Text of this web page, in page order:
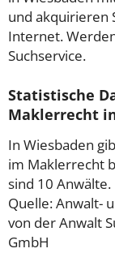
und akquirieren
Internet.
Suchservice.
Statistische
Maklerrecht
In Wiesbaden
im Maklerrecht
sind 10 Anwälte.
Quelle: Anwalt-
von der Anwalt
GmbH